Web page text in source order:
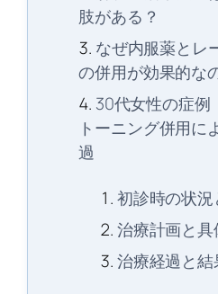
肢がある？
なぜ内服薬とレ
の併用が効果的な
30代女性の症例
トーニング併用に
過
初診時の状
治療計画と
治療経過と結